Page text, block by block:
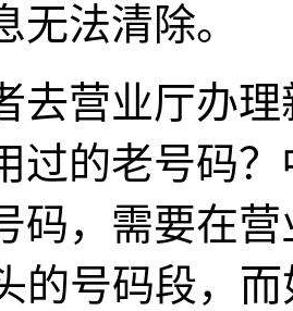
无法清除。
营业厅办理
过的老号码
码，需要在
的号码段，